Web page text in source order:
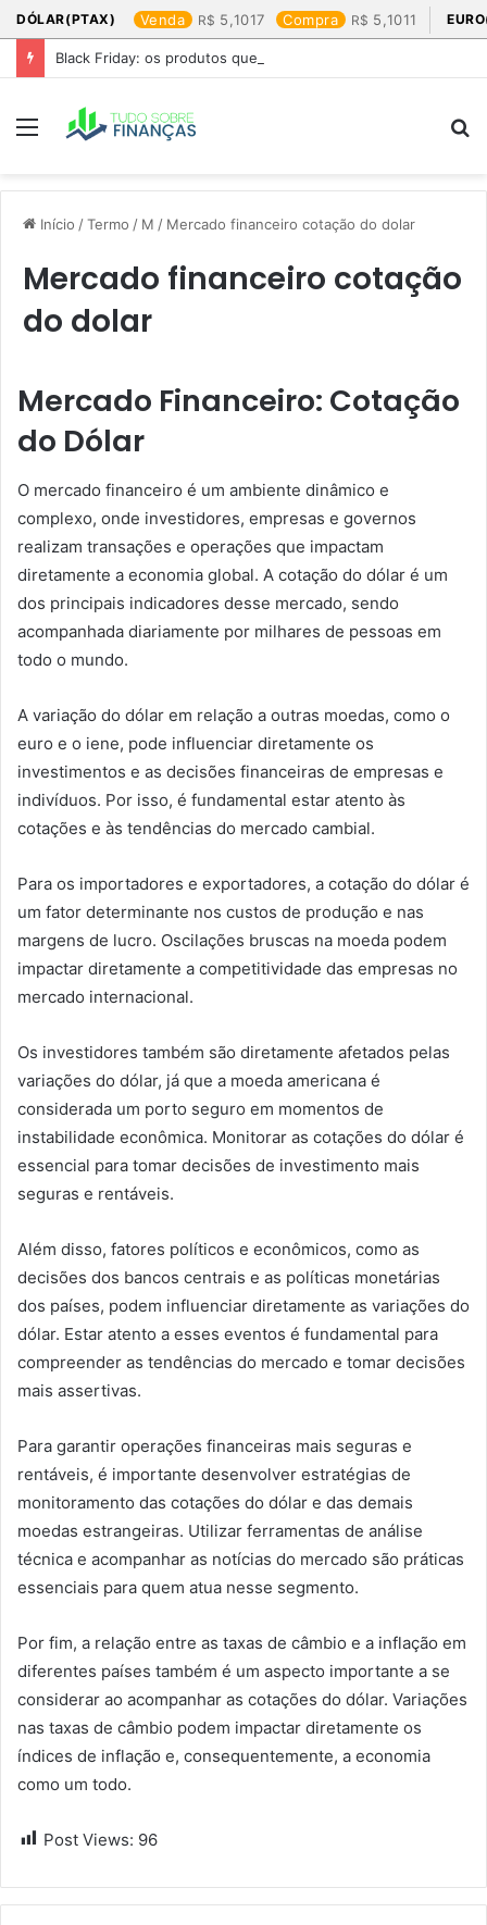
DÓLAR(PTAX) Venda 5,1017 Compra 5,1011
Black Friday: os produtos que mais valem a pena
Menu
Início /Termo / M / Mercado financeiro cotação do dolar​
Mercado financeiro cotação
do dolar​
Mercado Financeiro: Cotação
do Dólar
O mercado financeiro é um ambiente dinâmico e
complexo, onde investidores, empresas e governos
realizam transações e operações que impactam
diretamente a economia global. A cotação do dólar é um
dos principais indicadores desse mercado, sendo
acompanhada diariamente por milhares de pessoas em
todo o mundo.
A variação do dólar em relação a outras moedas, como o
euro e o iene, pode influenciar diretamente os
investimentos e as decisões financeiras de empresas e
indivíduos. Por isso, é fundamental estar atento às
cotações e às tendências do mercado cambial.
Para os importadores e exportadores, a cotação do dólar é
um fator determinante nos custos de produção e nas
margens de lucro. Oscilações bruscas na moeda podem
impactar diretamente a competitividade das empresas no
mercado internacional.
Os investidores também são diretamente afetados pelas
variações do dólar, já que a moeda americana é
considerada um porto seguro em momentos de
instabilidade econômica. Monitorar as cotações do dólar é
essencial para tomar decisões de investimento mais
seguras e rentáveis.
Além disso, fatores políticos e econômicos, como as
decisões dos bancos centrais e as políticas monetárias
dos países, podem influenciar diretamente as variações do
dólar. Estar atento a esses eventos é fundamental para
compreender as tendências do mercado e tomar decisões
mais assertivas.
Para garantir operações financeiras mais seguras e
rentáveis, é importante desenvolver estratégias de
monitoramento das cotações do dólar e das demais
moedas estrangeiras. Utilizar ferramentas de análise
técnica e acompanhar as notícias do mercado são práticas
essenciais para quem atua nesse segmento.
Por fim, a relação entre as taxas de câmbio e a inflação em
diferentes países também é um aspecto importante a se
considerar ao acompanhar as cotações do dólar. Variações
nas taxas de câmbio podem impactar diretamente os
índices de inflação e, consequentemente, a economia
como um todo.
Post Views: 96